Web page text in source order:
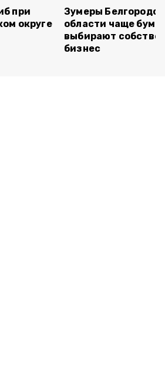
при
округе
Зумеры
области чаще
выбирают
бизнес